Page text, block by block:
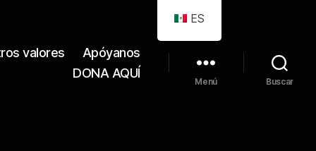
valores
Apóyanos
DONA AQUÍ
Menú Buscar
ES